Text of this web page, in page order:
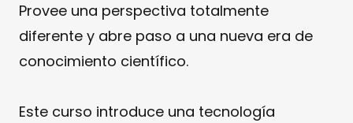
Provee una perspectiva totalmente
diferente y abre paso a una nueva era de
conocimiento científico.
Este curso introduce una tecnología